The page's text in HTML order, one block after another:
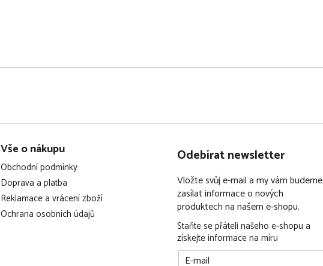
Vše o nákupu
Obchodní podmínky
Doprava a platba
Reklamace a vrácení zboží
Ochrana osobních údajů
Odebírat newsletter
Vložte svůj e-mail a my vám budeme
zasílat informace o nových
produktech na našem e-shopu.
Staňte se přáteli našeho e-shopu a
získejte informace na míru
E-mail